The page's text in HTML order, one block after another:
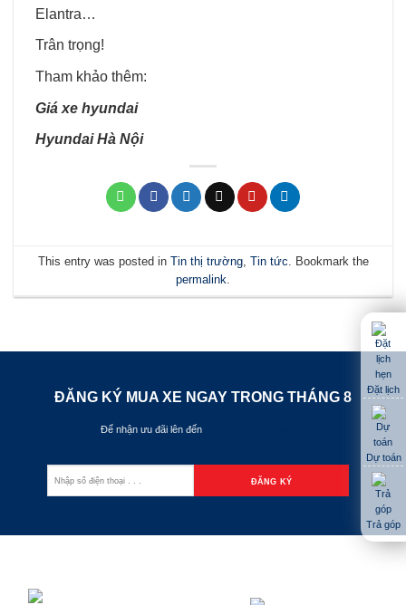
Elantra…
Trân trọng!
Tham khảo thêm:
Giá xe hyundai
Hyundai Hà Nội
This entry was posted in Tin thị trường, Tin tức . Bookmark the
permalink
ĐĂNG KÝ MUA XE NGAY TRONG THÁNG 8
Để nhận ưu đãi lên đến
Đặt lịch
Dự toán
Trả góp